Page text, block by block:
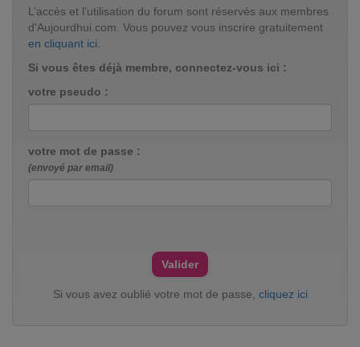
L’accès et l’utilisation du forum sont réservés aux membres
d'Aujourdhui.com. Vous pouvez vous inscrire gratuitement
en cliquant ici.
Si vous êtes déjà membre, connectez-vous ici :
votre pseudo :
votre mot de passe :
(envoyé par email)
Si vous avez oublié votre mot de passe, cliquez ici